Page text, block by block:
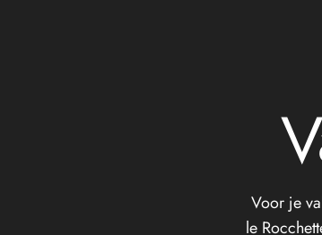
Voor je
le